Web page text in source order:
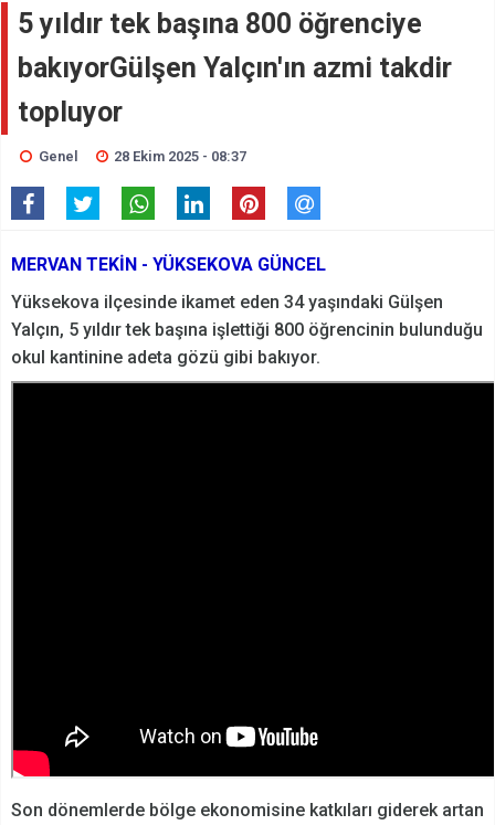
5 yıldır tek başına 800 öğrenciye
bakıyorGülşen Yalçın'ın azmi takdir
topluyor
Genel 28 Ekim 2025 - 08:37
MERVAN TEKİN - YÜKSEKOVA GÜNCEL
Yüksekova ilçesinde ikamet eden 34 yaşındaki Gülşen
Yalçın, 5 yıldır tek başına işlettiği 800 öğrencinin bulunduğu
okul kantinine adeta gözü gibi bakıyor.
Son dönemlerde bölge ekonomisine katkıları giderek artan